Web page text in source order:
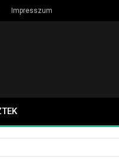
Impresszum